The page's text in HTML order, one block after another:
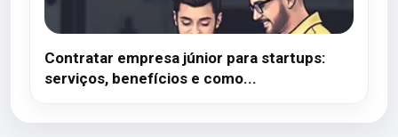
Contratar empresa júnior para startups:
serviços, benefícios e como...